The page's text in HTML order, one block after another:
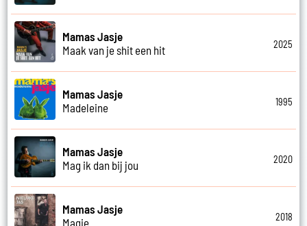
Mamas Jasje
Maak van je shit een hit
2025
Mamas Jasje
Madeleine
1995
Mamas Jasje
Mag ik dan bij jou
2020
Mamas Jasje
Magie
2018